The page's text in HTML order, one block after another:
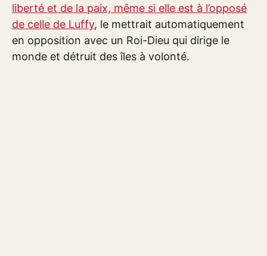
liberté et de la paix, même si elle est à l’opposé
de celle de Luffy, le mettrait automatiquement
en opposition avec un Roi-Dieu qui dirige le
monde et détruit des îles à volonté.